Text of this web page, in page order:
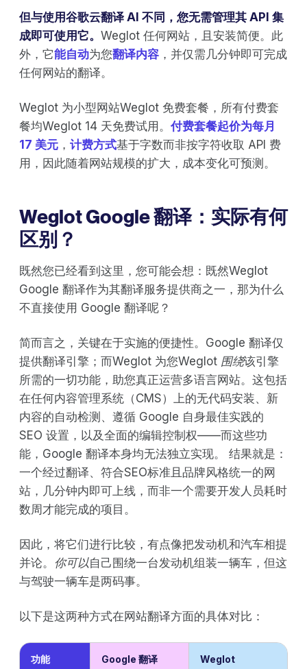
但与使用谷歌云翻译 AI 不同，您无需管理其 API 集
成即可使用它。 Weglot 任何网站，且安装简便。此
外，它能自动为您翻译内容 ，并仅需几分钟即可完成
任何网站的翻译。
Weglot 为小型网站Weglot 免费套餐，所有付费套
餐均Weglot 14 天免费试用。 付费套餐起价为每月
17 美元 ， 计费方式基于字数而非按字符收取 API 费
用，因此随着网站规模的扩大，成本变化可预测。
Weglot Google 翻译：实际有何
区别？
既然您已经看到这里，您可能会想：既然Weglot
Google 翻译作为其翻译服务提供商之一，那为什么
不直接使用 Google 翻译呢？
简而言之，关键在于实施的便捷性。Google 翻译仅
提供翻译引擎；而Weglot 为您Weglot 围绕该引擎
所需的一切功能，助您真正运营多语言网站。这包括
在任何内容管理系统（CMS）上的无代码安装、新
内容的自动检测、遵循 Google 自身最佳实践的
SEO 设置，以及全面的编辑控制权——而这些功
能，Google 翻译本身均无法独立实现。 结果就是：
一个经过翻译、符合SEO标准且品牌风格统一的网
站，几分钟内即可上线，而非一个需要开发人员耗时
数周才能完成的项目。
因此，将它们进行比较，有点像把发动机和汽车相提
并论。 你可以自己围绕一台发动机组装一辆车，但这
与驾驶一辆车是两码事。
以下是这两种方式在网站翻译方面的具体对比：
功能
Google 翻译
Weglot